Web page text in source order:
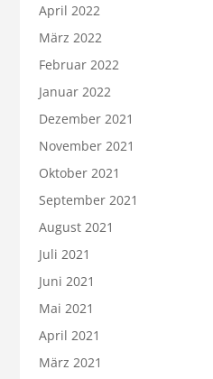
April 2022
März 2022
Februar 2022
Januar 2022
Dezember 2021
November 2021
Oktober 2021
September 2021
August 2021
Juli 2021
Juni 2021
Mai 2021
April 2021
März 2021